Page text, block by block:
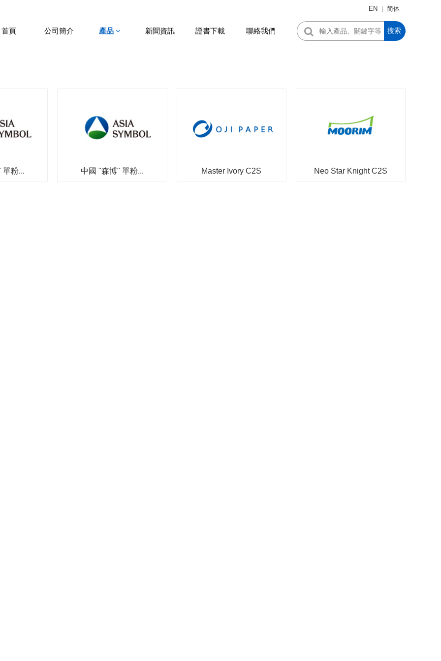
EN 简体
首頁 公司簡介 產品 新聞資訊 證書下載 聯絡我們 搜索
單粉... 中國 "森博" 單粉... Master Ivory C2S Neo Star Knight C2S